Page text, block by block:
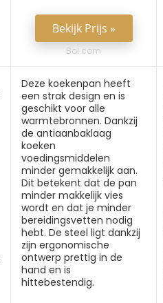
Bekijk Prijs »
Bol.com
Deze koekenpan heeft
een strak design en is
geschikt voor alle
warmtebronnen. Dankzij
de antiaanbaklaag
koeken
voedingsmiddelen
minder gemakkelijk aan.
Dit betekent dat de pan
minder makkelijk vies
wordt en dat je minder
bereidingsvetten nodig
hebt. De steel ligt dankzij
zijn ergonomische
ontwerp prettig in de
hand en is
hittebestendig.